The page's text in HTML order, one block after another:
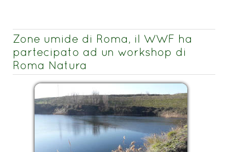
Zone umide di Roma, il WWF ha
partecipato ad un workshop di
Roma Natura